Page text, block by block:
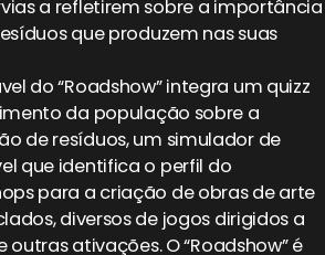
a refletirem sobre a importância
que produzem nas suas
do “Roadshow” integra um quizz
da população sobre a
de resíduos, um simulador de
que identifica o perfil do
para a criação de obras de arte
diversos de jogos dirigidos a
ativações. O “Roadshow” é